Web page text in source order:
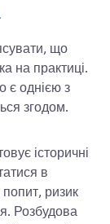
що
на практиці.
є однією з
згодом.
історичні
в
попит, ризик
Розбудова